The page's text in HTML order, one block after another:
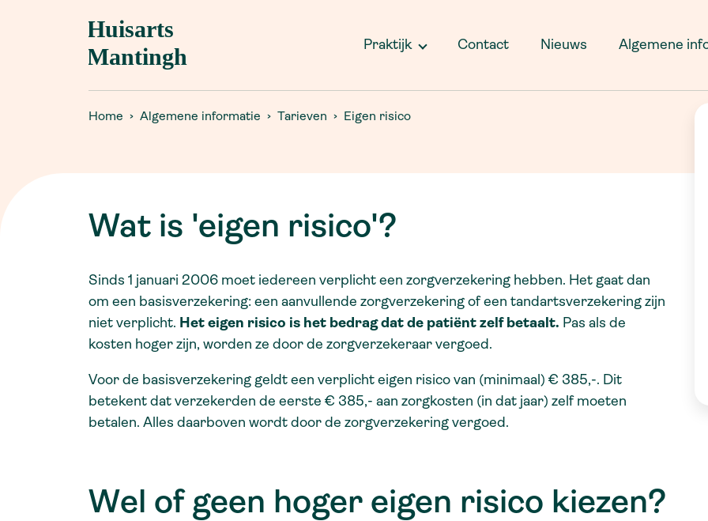
Praktijk
Afspraak maken
Spreekuur
Visite
Assistentenspreekuur
Ooglidcorrecties
Contact Nieuws Algemene
MedGemak-app
Spreekuur.nl
Passanten & tarief
Samen beslissen
Home Algemene informatie Tarieven Eigen risico
Wat is 'eigen risico'?
Sinds 1 januari 2006 moet iedereen verplicht een zorgverzekering hebben. Het gaat dan
om een basisverzekering: een aanvullende zorgverzekering of een tandartsverzekering zijn
niet verplicht. Het eigen risico is het bedrag dat de patiënt zelf betaalt. Pas als de
kosten hoger zijn, worden ze door de zorgverzekeraar vergoed.
Voor de basisverzekering geldt een verplicht eigen risico van (minimaal) € 385,-. Dit
betekent dat verzekerden de eerste € 385,- aan zorgkosten (in dat jaar) zelf moeten
betalen. Alles daarboven wordt door de zorgverzekering vergoed.
Wel of geen hoger eigen risico kiezen?